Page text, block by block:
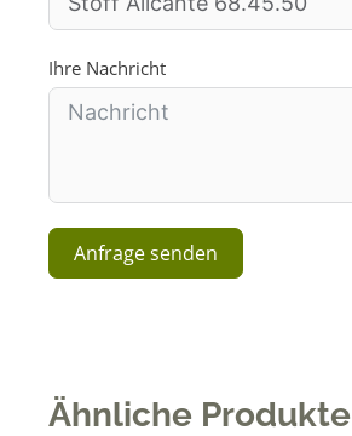
t
s
+
1
Ihre Nachricht
Anfrage senden
e
r
Ähnliche Produkte